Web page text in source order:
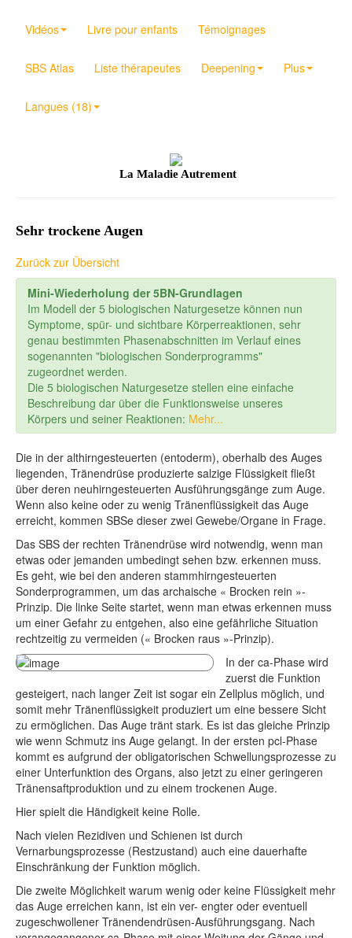
Vidéos Livre pour enfants Témoignages
SBS Atlas Liste thérapeutes Deepening Plus
Langues (18)
La Maladie Autrement
Sehr trockene Augen
Zurück zur Übersicht
Mini-Wiederholung der 5BN-Grundlagen
Im Modell der 5 biologischen Naturgesetze können nun
Symptome, spür- und sichtbare Körperreaktionen, sehr
genau bestimmten Phasenabschnitten im Verlauf eines
sogenannten "biologischen Sonderprogramms"
zugeordnet werden.
Die 5 biologischen Naturgesetze stellen eine einfache
Beschreibung dar über die Funktionsweise unseres
Körpers und seiner Reaktionen: Mehr...
Die in der althirngesteuerten (entoderm), oberhalb des Auges
liegenden, Tränendrüse produzierte salzige Flüssigkeit fließt
über deren neuhirngesteuerten Ausführungsgänge zum Auge.
Wenn also keine oder zu wenig Tränenflüssigkeit das Auge
erreicht, kommen SBSe dieser zwei Gewebe/Organe in Frage.
Das SBS der rechten Tränendrüse wird notwendig, wenn man
etwas oder jemanden umbedingt sehen bzw. erkennen muss.
Es geht, wie bei den anderen stammhirngesteuerten
Sonderprogrammen, um das archaische « Brocken rein »-
Prinzip. Die linke Seite startet, wenn man etwas erkennen muss
um einer Gefahr zu entgehen, also eine gefährliche Situation
rechtzeitig zu vermeiden (« Brocken raus »-Prinzip).
In der ca-Phase wird
zuerst die Funktion
gesteigert, nach langer Zeit ist sogar ein Zellplus möglich, und
somit mehr Tränenflüssigkeit produziert um eine bessere Sicht
zu ermöglichen. Das Auge tränt stark. Es ist das gleiche Prinzip
wie wenn Schmutz ins Auge gelangt. In der ersten pcl-Phase
kommt es aufgrund der obligatorischen Schwellungsprozesse zu
einer Unterfunktion des Organs, also jetzt zu einer geringeren
Tränensaftproduktion und zu einem trockenen Auge.
Hier spielt die Händigkeit keine Rolle.
Nach vielen Rezidiven und Schienen ist durch
Vernarbungsprozesse (Restzustand) auch eine dauerhafte
Einschränkung der Funktion möglich.
Die zweite Möglichkeit warum wenig oder keine Flüssigkeit mehr
das Auge erreichen kann, ist ein ver- engter oder eventuell
zugeschwollener Tränendendrüsen-Ausführungsgang. Nach